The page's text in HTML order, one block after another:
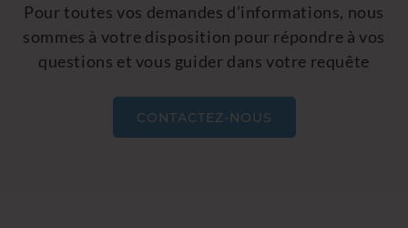
Pour toutes vos demandes d’informations, nous
sommes à votre disposition pour répondre à vos
questions et vous guider dans votre requête
CONTACTEZ-NOUS